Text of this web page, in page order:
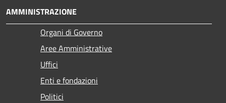
AMMINISTRAZIONE
Organi di Governo
Aree Amministrative
Uffici
Enti e fondazioni
Politici